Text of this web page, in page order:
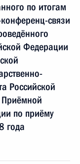
по итогам
связи
Федерации
Российской
по приёму
года